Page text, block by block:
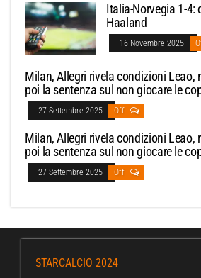
Italia-Norvegia 1-4:
Haaland
16 Novembre 2025
Milan, Allegri rivela condizioni Leao,
poi la sentenza sul non giocare le
27 Settembre 2025 Off
Milan, Allegri rivela condizioni Leao,
poi la sentenza sul non giocare le
27 Settembre 2025 Off
STARCALCIO 2024